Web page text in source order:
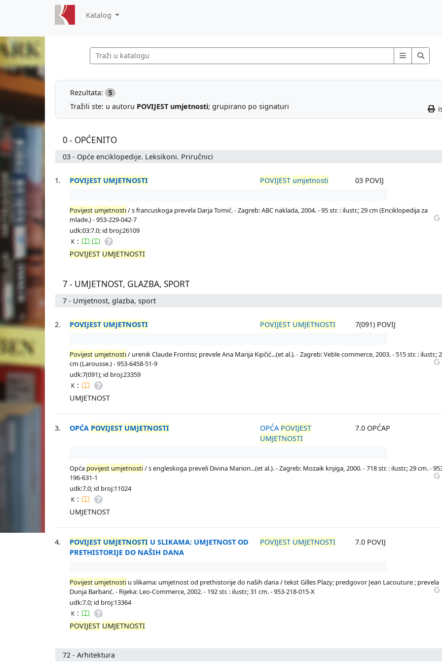
Katalog
Rezultata: 5
Tražili ste: u autoru POVIJEST umjetnosti; grupirano po signaturi
0 - OPĆENITO
03 - Opće enciklopedije. Leksikoni. Priručnici
1. POVIJEST UMJETNOSTI POVIJEST umjetnosti 03 POVIJ
Povijest umjetnosti/ s francuskoga prevela Darja Tomić. - Zagreb: ABC naklada, 2004. - 95 str. : ilustr.; 29 cm (Enciklopedija za
mlade.) - 953-229-042-7
udk:03:7.0; id broj:26109
K :
POVIJEST UMJETNOSTI
7 - UMJETNOST, GLAZBA, SPORT
7 - Umjetnost, glazba, sport
2. POVIJEST UMJETNOSTI POVIJEST UMJETNOSTI 7(091) POVIJ
Povijest umjetnosti/ urenik Claude Frontisi; prevele Ana Marija Kipčić...(et al.). - Zagreb: Veble commerce, 2003. - 515 str. : ilustr.;
cm (Larousse.) - 953-6458-51-9
udk:7(091); id broj:23359
K :
UMJETNOST
3. OPĆA POVIJEST UMJETNOSTI OPĆA POVIJEST
UMJETNOSTI
7.0 OPĆAP
Opća povijest umjetnosti/ s engleskoga preveli Divina Marion...(et al.). - Zagreb: Mozaik knjiga, 2000. - 718 str. : ilustr.; 29 cm. -
196-631-1
udk:7.0; id broj:11024
K :
UMJETNOST
4. POVIJEST UMJETNOSTI U SLIKAMA: UMJETNOST OD
PRETHISTORIJE DO NAŠIH DANA
POVIJEST UMJETNOSTI 7.0 POVIJ
Povijest umjetnosti u slikama: umjetnost od prethistorije do naših dana / tekst Gilles Plazy; predgovor Jean Lacouture ; prevela
Dunja Barbarić. - Rijeka: Leo-Commerce, 2002. - 192 str. : ilustr.; 31 cm. - 953-218-015-X
udk:7.0; id broj:13364
K :
POVIJEST UMJETNOSTI
72 - Arhitektura